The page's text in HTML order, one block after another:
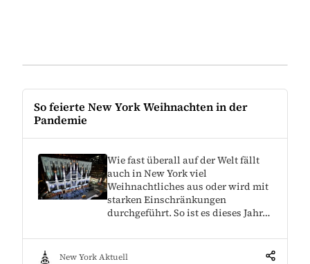
So feierte New York Weihnachten in der
Pandemie
Wie fast überall auf der Welt fällt
auch in New York viel
Weihnachtliches aus oder wird mit
starken Einschränkungen
durchgeführt. So ist es dieses Jahr…
New York Aktuell